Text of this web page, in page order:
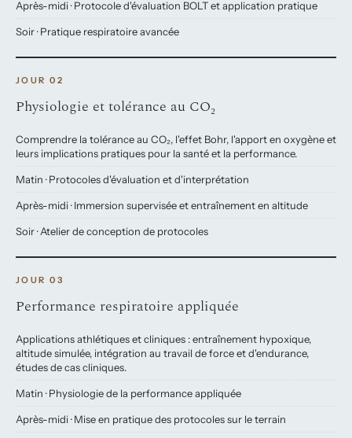
Après-midi · Protocole d'évaluation BOLT et application pratique
Soir · Pratique respiratoire avancée
JOUR 02
Physiologie et tolérance au CO₂
Comprendre la tolérance au CO₂, l'effet Bohr, l'apport en oxygène et
leurs implications pratiques pour la santé et la performance.
Matin · Protocoles d'évaluation et d'interprétation
Après-midi · Immersion supervisée et entraînement en altitude
Soir · Atelier de conception de protocoles
JOUR 03
Performance respiratoire appliquée
Applications athlétiques et cliniques : entraînement hypoxique,
altitude simulée, intégration au travail de force et d'endurance,
études de cas cliniques.
Matin · Physiologie de la performance appliquée
Après-midi · Mise en pratique des protocoles sur le terrain